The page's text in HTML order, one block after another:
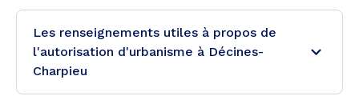
Les renseignements utiles à propos de
l'autorisation d'urbanisme à Décines-
Charpieu